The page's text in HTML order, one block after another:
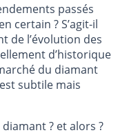
passés
certain ? S’agit-il
de l’évolution des
d’historique
du diamant
subtile mais
? et alors ?